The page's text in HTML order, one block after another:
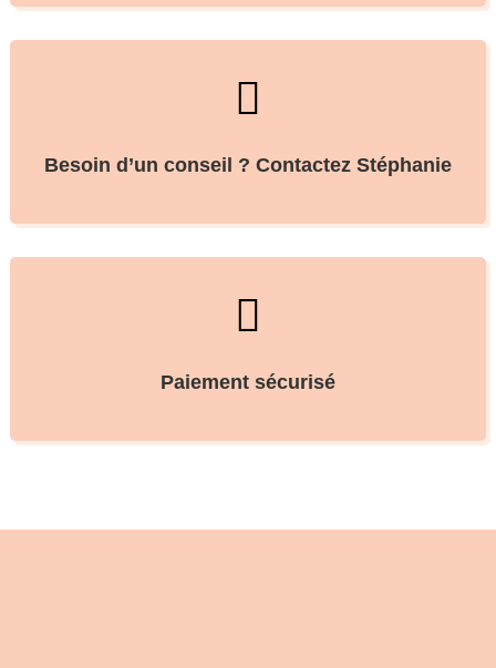

Besoin d’un conseil ? Contactez Stéphanie

Paiement sécurisé